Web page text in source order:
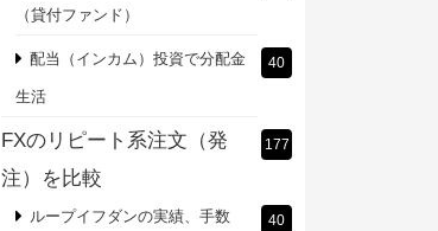
（貸付ファンド）
配当（インカム）投資で分配金
生活
40
FXのリピート系注文（発
注）を比較
177
ループイフダンの実績、手数 40